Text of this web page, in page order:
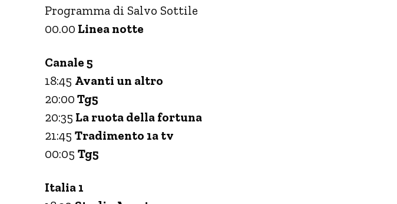
Programma di Salvo Sottile
00.00 Linea notte
Canale 5
18:45 Avanti un altro
20:00 Tg5
20:35 La ruota della fortuna
21:45 Tradimento 1a tv
00:05 Tg5
Italia 1